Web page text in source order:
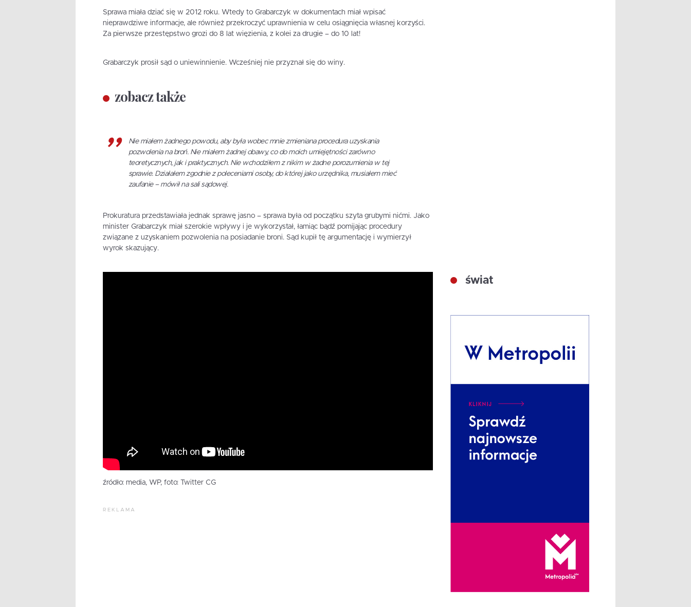
Sprawa miała dziać się w 2012 roku. Wtedy to Grabarczyk w dokumentach miał wpisać
nieprawdziwe informacje, ale również przekroczyć uprawnienia w celu osiągnięcia własnej korzyści.
Za pierwsze przestępstwo grozi do 8 lat więzienia, z kolei za drugie – do 10 lat!
Grabarczyk prosił sąd o uniewinnienie. Wcześniej nie przyznał się do winy.
zobacz także
Nie miałem żadnego powodu, aby była wobec mnie zmieniana procedura uzyskania
pozwolenia na broń. Nie miałem żadnej obawy, co do moich umiejętności zarówno
teoretycznych, jak i praktycznych. Nie wchodziłem z nikim w żadne porozumienia w tej
sprawie. Działałem zgodnie z poleceniami osoby, do której jako urzędnika, musiałem mieć
zaufanie – mówił na sali sądowej.
Prokuratura przedstawiała jednak sprawę jasno – sprawa była od początku szyta grubymi nićmi. Jako
minister Grabarczyk miał szerokie wpływy i je wykorzystał, łamiąc bądź pomijając procedury
związane z uzyskaniem pozwolenia na posiadanie broni. Sąd kupił tę argumentację i wymierzył
wyrok skazujący.
źródło: media, WP, foto: Twitter CG
REKLAMA
świat